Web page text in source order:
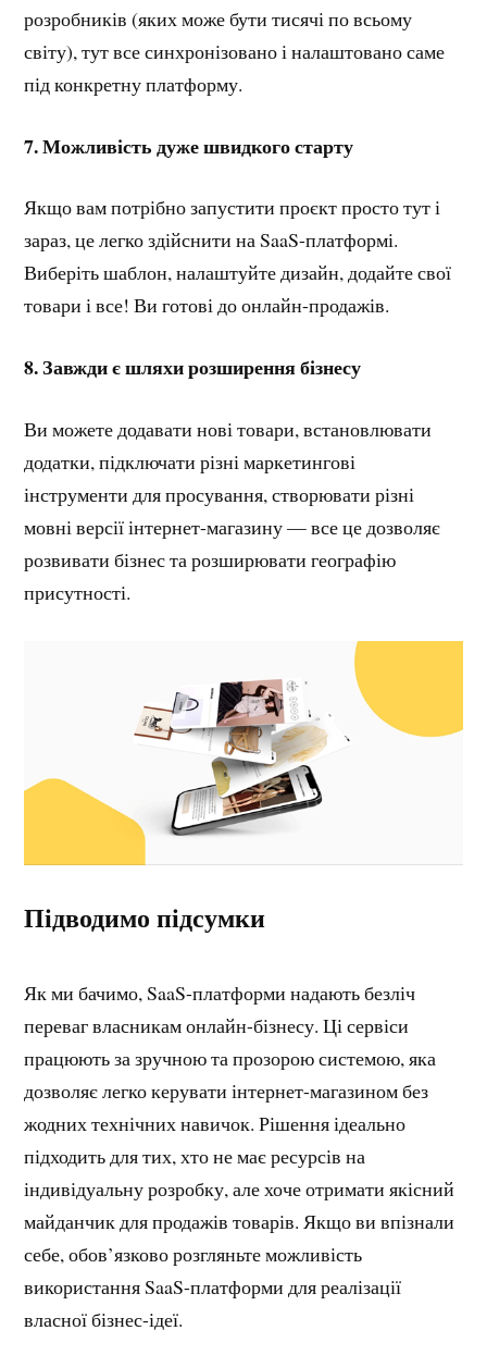
розробників (яких може бути тисячі по всьому
світу), тут все синхронізовано і налаштовано саме
під конкретну платформу.
7. Можливість дуже швидкого старту
Якщо вам потрібно запустити проєкт просто тут і
зараз, це легко здійснити на SaaS-платформі.
Виберіть шаблон, налаштуйте дизайн, додайте свої
товари і все! Ви готові до онлайн-продажів.
8. Завжди є шляхи розширення бізнесу
Ви можете додавати нові товари, встановлювати
додатки, підключати різні маркетингові
інструменти для просування, створювати різні
мовні версії інтернет-магазину — все це дозволяє
розвивати бізнес та розширювати географію
присутності.
Підводимо підсумки
Як ми бачимо, SaaS-платформи надають безліч
переваг власникам онлайн-бізнесу. Ці сервіси
працюють за зручною та прозорою системою, яка
дозволяє легко керувати інтернет-магазином без
жодних технічних навичок. Рішення ідеально
підходить для тих, хто не має ресурсів на
індивідуальну розробку, але хоче отримати якісний
майданчик для продажів товарів. Якщо ви впізнали
себе, обов’язково розгляньте можливість
використання SaaS-платформи для реалізації
власної бізнес-ідеї.